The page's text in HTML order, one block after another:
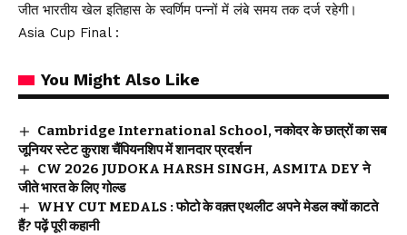
जीत भारतीय खेल इतिहास के स्वर्णिम पन्नों में लंबे समय तक दर्ज रहेगी।
Asia Cup Final :
You Might Also Like
Cambridge International School, नकोदर के छात्रों का सब
जूनियर स्टेट कुराश चैंपियनशिप में शानदार प्रदर्शन
CW 2026 JUDOKA HARSH SINGH, ASMITA DEY ने
जीते भारत के लिए गोल्ड
WHY CUT MEDALS : फोटो के वक़्त एथलीट अपने मेडल क्यों काटते
हैं? पढ़ें पूरी कहानी